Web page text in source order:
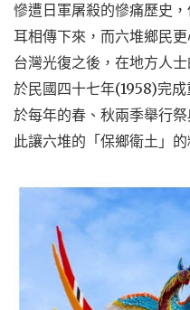
慘遭日軍屠殺的慘痛歷史
耳相傳下來，而六堆鄉民
台灣光復之後，在地方人
於民國四十七年(1958)完
於每年的春、秋兩季舉行
此讓六堆的「保鄉衛土」